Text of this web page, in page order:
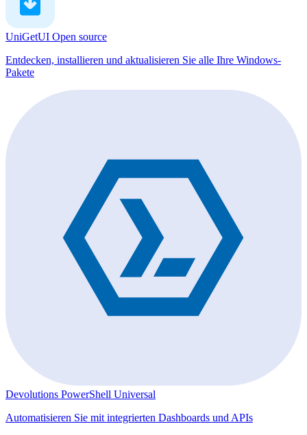
UniGetUI Open source
Entdecken, installieren und aktualisieren Sie alle Ihre Windows-
Pakete
Devolutions PowerShell Universal
Automatisieren Sie mit integrierten Dashboards und APIs